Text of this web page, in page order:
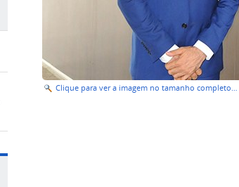
Clique para ver a imagem no tamanho completo…